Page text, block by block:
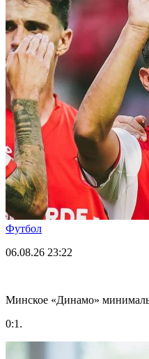
Футбол
06.08.26 23:22
Минское «Динамо»
0:1.